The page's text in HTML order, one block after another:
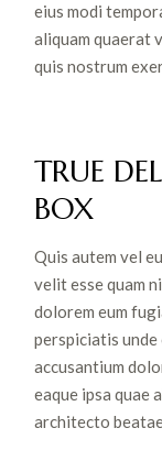
eius modi
aliquam quaerat
quis nostrum
TRUE
BOX
Quis autem vel
velit esse quam
dolorem eum
perspiciatis
accusantium
eaque ipsa quae
architecto